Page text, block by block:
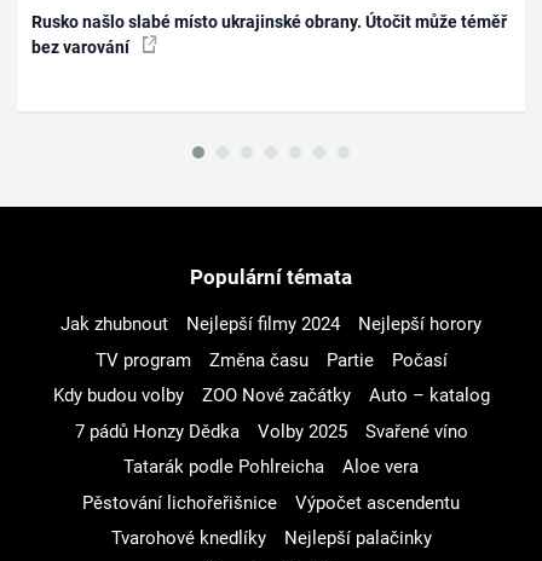
Rusko našlo slabé místo ukrajinské obrany. Útočit může téměř
bez varování
Populární témata
Jak zhubnout Nejlepší filmy 2024
Nejlepší horory
TV program
Změna času Partie
Počasí
Kdy budou volby
ZOO Nové začátky
Auto – katalog
7 pádů Honzy Dědka
Volby 2025
Svařené víno
Tatarák podle Pohlreicha
Aloe vera
Pěstování lichořeřišnice
Výpočet ascendentu
Tvarohové knedlíky
Nejlepší palačinky